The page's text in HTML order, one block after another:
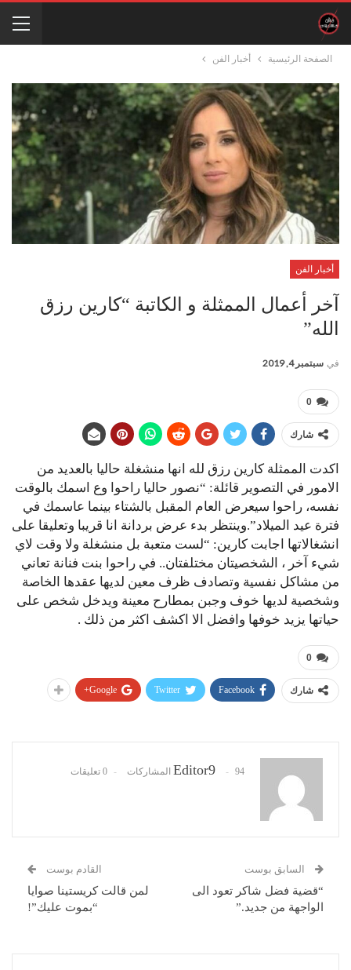
الصفحة الرئيسية أخبار الفن
أخبار الفن
آخر أعمال الممثلة و الكاتبة “كارين رزق
الله”
في سبتمبر 4, 2019
0
شارك
اكدت الممثلة ​كارين رزق لله​ انها منشغلة حاليا بالعديد من
الامور في التصوير قائلة: “نصور حاليا راحوا وع اسمك بالوقت
نفسه، راحوا سيعرض العام المقبل بالشتاء بينما عاسمك في
فترة عيد الميلاد”.وينتظر بدء عرض بردانة انا قريبا وتعليقا على
انشغالاتها اجابت كارين: “لست متعبة بل منشغلة ولا وقت لاي
شيء آخر ، الشخصيتان مختلفتان.. في راحوا بنت فنانة تعاني
من مشاكل نفسية وتصادف ظرف معين لديها عقدها الخاصة
وشخصية لديها خوف وجبن بمطارح معينة ويدخل شخص على
حياتها يزيد خوفها وافضل الا اكشف اكثر من ذلك .
0
شارك Facebook
Twitter
Google+
Editor9 94 المشاركات 0 تعليقات
السابق بوست
“قضية فضل شاكر تعود الى
الواجهة من جديد.”
القادم بوست
لمن قالت كريستينا صوايا
“بموت عليك”!